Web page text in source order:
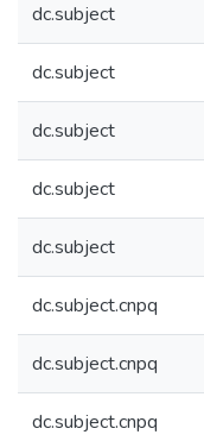
dc.subject
dc.subject
dc.subject
dc.subject
dc.subject
dc.subject.cnpq
dc.subject.cnpq
dc.subject.cnpq